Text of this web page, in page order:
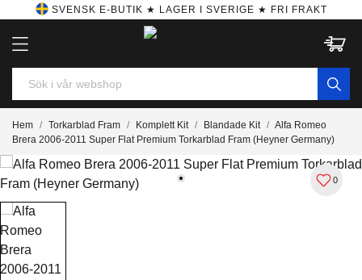
SVENSK E-BUTIK ★ LAGER I SVERIGE ★ FRI FRAKT
Hem Torkarblad Fram Komplett Kit Blandade Kit
Alfa Romeo
Brera 2006-2011 Super Flat Premium Torkarblad Fram (Heyner Germany)
0